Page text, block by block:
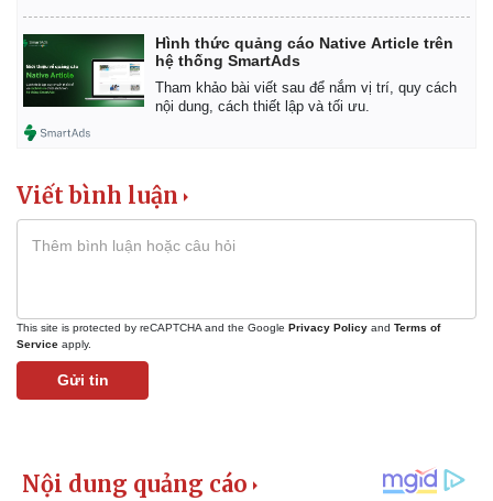
Hình thức quảng cáo Native Article trên
hệ thống SmartAds
Tham khảo bài viết sau để nắm vị trí, quy cách
nội dung, cách thiết lập và tối ưu.
Viết bình luận
This site is protected by reCAPTCHA and the Google Privacy Policy and Terms of
Service apply.
Gửi tin